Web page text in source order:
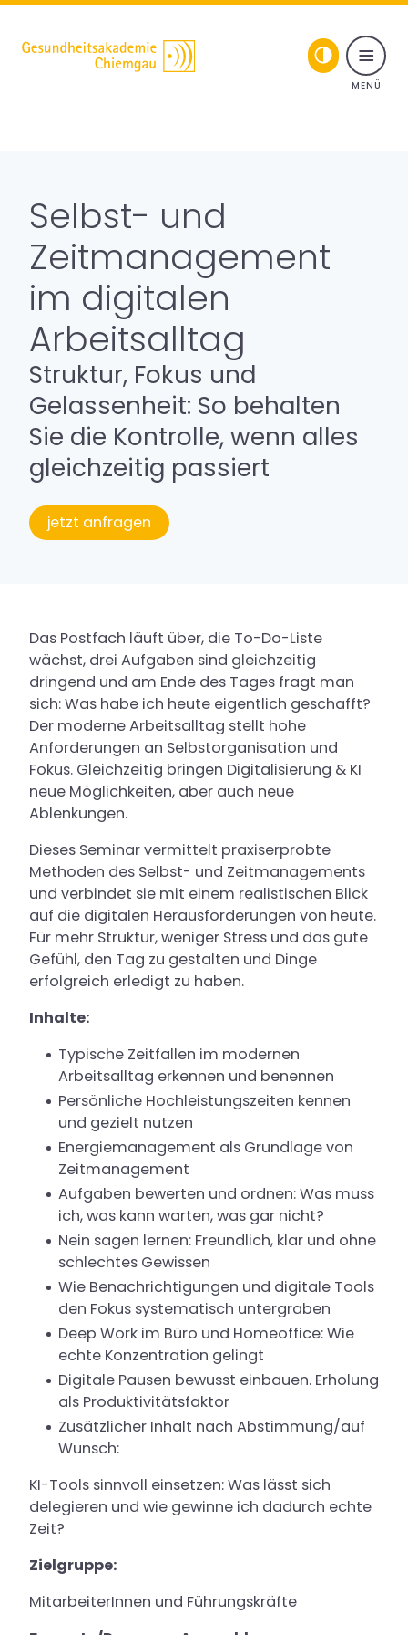
Toggle
Gesundheitsprogramme
Coaching
Über uns
Fortbildungsprogramme
Service
Buchung
Kontakt & Anfahrt
Karriere
Selbst- und
Zeitmanagement
im digitalen
Arbeitsalltag
Struktur, Fokus und
Gelassenheit: So behalten
Sie die Kontrolle, wenn alles
gleichzeitig passiert
jetzt anfragen
Das Postfach läuft über, die To-Do-Liste
wächst, drei Aufgaben sind gleichzeitig
dringend und am Ende des Tages fragt man
sich: Was habe ich heute eigentlich geschafft?
Der moderne Arbeitsalltag stellt hohe
Anforderungen an Selbstorganisation und
Fokus. Gleichzeitig bringen Digitalisierung & KI
neue Möglichkeiten, aber auch neue
Ablenkungen.
Dieses Seminar vermittelt praxiserprobte
Methoden des Selbst- und Zeitmanagements
und verbindet sie mit einem realistischen Blick
auf die digitalen Herausforderungen von heute.
Für mehr Struktur, weniger Stress und das gute
Gefühl, den Tag zu gestalten und Dinge
erfolgreich erledigt zu haben.
Inhalte:
Typische Zeitfallen im modernen
Arbeitsalltag erkennen und benennen
Persönliche Hochleistungszeiten kennen
und gezielt nutzen
Energiemanagement als Grundlage von
Zeitmanagement
Aufgaben bewerten und ordnen: Was muss
ich, was kann warten, was gar nicht?
Nein sagen lernen: Freundlich, klar und ohne
schlechtes Gewissen
Wie Benachrichtigungen und digitale Tools
den Fokus systematisch untergraben
Deep Work im Büro und Homeoffice: Wie
echte Konzentration gelingt
Digitale Pausen bewusst einbauen. Erholung
als Produktivitätsfaktor
Zusätzlicher Inhalt nach Abstimmung/auf
Wunsch:
KI-Tools sinnvoll einsetzen: Was lässt sich
delegieren und wie gewinne ich dadurch echte
Zeit?
Zielgruppe:
MitarbeiterInnen und Führungskräfte